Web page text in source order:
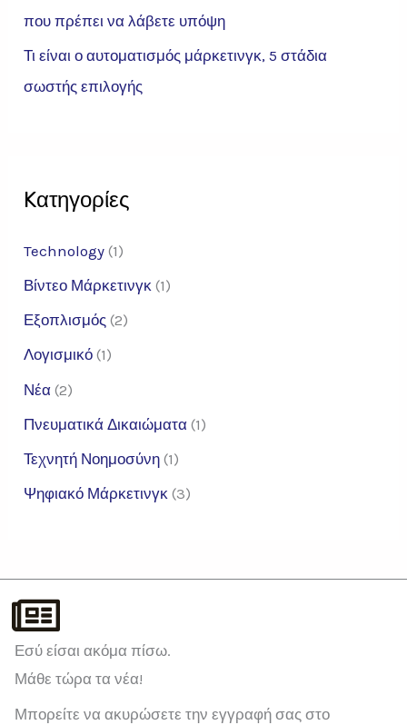
που πρέπει να λάβετε υπόψη
Τι είναι ο αυτοματισμός μάρκετινγκ, 5 στάδια
σωστής επιλογής
Kατηγορίες
Technology (1)
Βίντεο Μάρκετινγκ (1)
Εξοπλισμός (2)
Λογισμικό (1)
Νέα (2)
Πνευματικά Δικαιώματα (1)
Τεχνητή Νοημοσύνη (1)
Ψηφιακό Μάρκετινγκ (3)
Εσύ είσαι ακόμα πίσω.
Μάθε τώρα τα νέα!
Μπορείτε να ακυρώσετε την εγγραφή σας στο